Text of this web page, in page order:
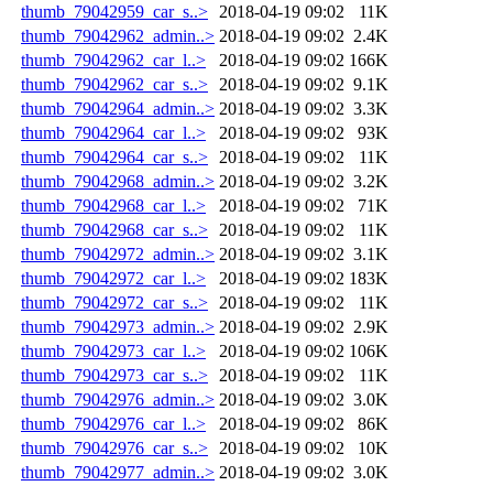
thumb_79042959_car_s..>
2018-04-19 09:02
11K
thumb_79042962_admin..> 2018-04-19 09:02 2.4K
thumb_79042962_car_l..>
2018-04-19 09:02 166K
thumb_79042962_car_s..>
2018-04-19 09:02 9.1K
thumb_79042964_admin..> 2018-04-19 09:02 3.3K
thumb_79042964_car_l..>
2018-04-19 09:02
93K
thumb_79042964_car_s..>
2018-04-19 09:02
11K
thumb_79042968_admin..> 2018-04-19 09:02 3.2K
thumb_79042968_car_l..>
2018-04-19 09:02
71K
thumb_79042968_car_s..>
2018-04-19 09:02
11K
thumb_79042972_admin..> 2018-04-19 09:02 3.1K
thumb_79042972_car_l..>
2018-04-19 09:02 183K
thumb_79042972_car_s..>
2018-04-19 09:02
11K
thumb_79042973_admin..> 2018-04-19 09:02 2.9K
thumb_79042973_car_l..>
2018-04-19 09:02 106K
thumb_79042973_car_s..>
2018-04-19 09:02
11K
thumb_79042976_admin..> 2018-04-19 09:02 3.0K
thumb_79042976_car_l..>
2018-04-19 09:02
86K
thumb_79042976_car_s..>
2018-04-19 09:02
10K
thumb_79042977_admin..> 2018-04-19 09:02 3.0K